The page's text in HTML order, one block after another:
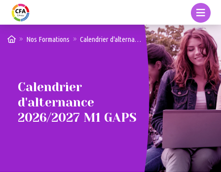
Nos Formations Calendrier d'alternance 2026/2027 M1 GAPS
Calendrier
d'alternance
2026/2027 M1 GAPS